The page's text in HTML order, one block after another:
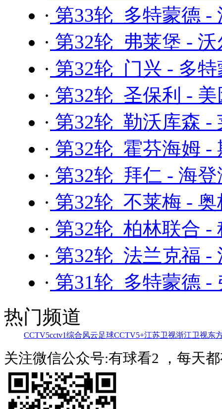
· 第33轮 多特蒙德 -
· 第32轮 弗莱堡 -
· 第32轮 门兴 - 多
· 第32轮 圣保利 -
· 第32轮 勒沃库森 -
· 第32轮 霍芬海姆 -
· 第32轮 拜仁 - 海
· 第32轮 不莱梅 -
· 第32轮 柏林联合 -
· 第32轮 法兰克福 -
· 第31轮 多特蒙德 -
热门频道
CCTV5cctv1综合风云足球CCTV5+江苏卫视浙江卫视东
关注微信公众号:有球看2 ，每天